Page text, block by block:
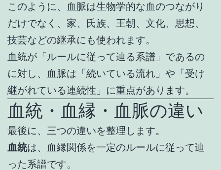
このように、血脈は生物学的な血のつながり
だけでなく、家、氏族、王朝、文化、思想、
技芸などの継承にも使われます。
血統が「ルールに従って辿る系譜」であるの
に対し、血脈は「続いている流れ」や「受け
継がれている連続性」に重点があります。
血統・血縁・血脈の違い
最後に、三つの違いを整理します。
血統は、血縁関係を一定のルールに従って辿
った系譜です。